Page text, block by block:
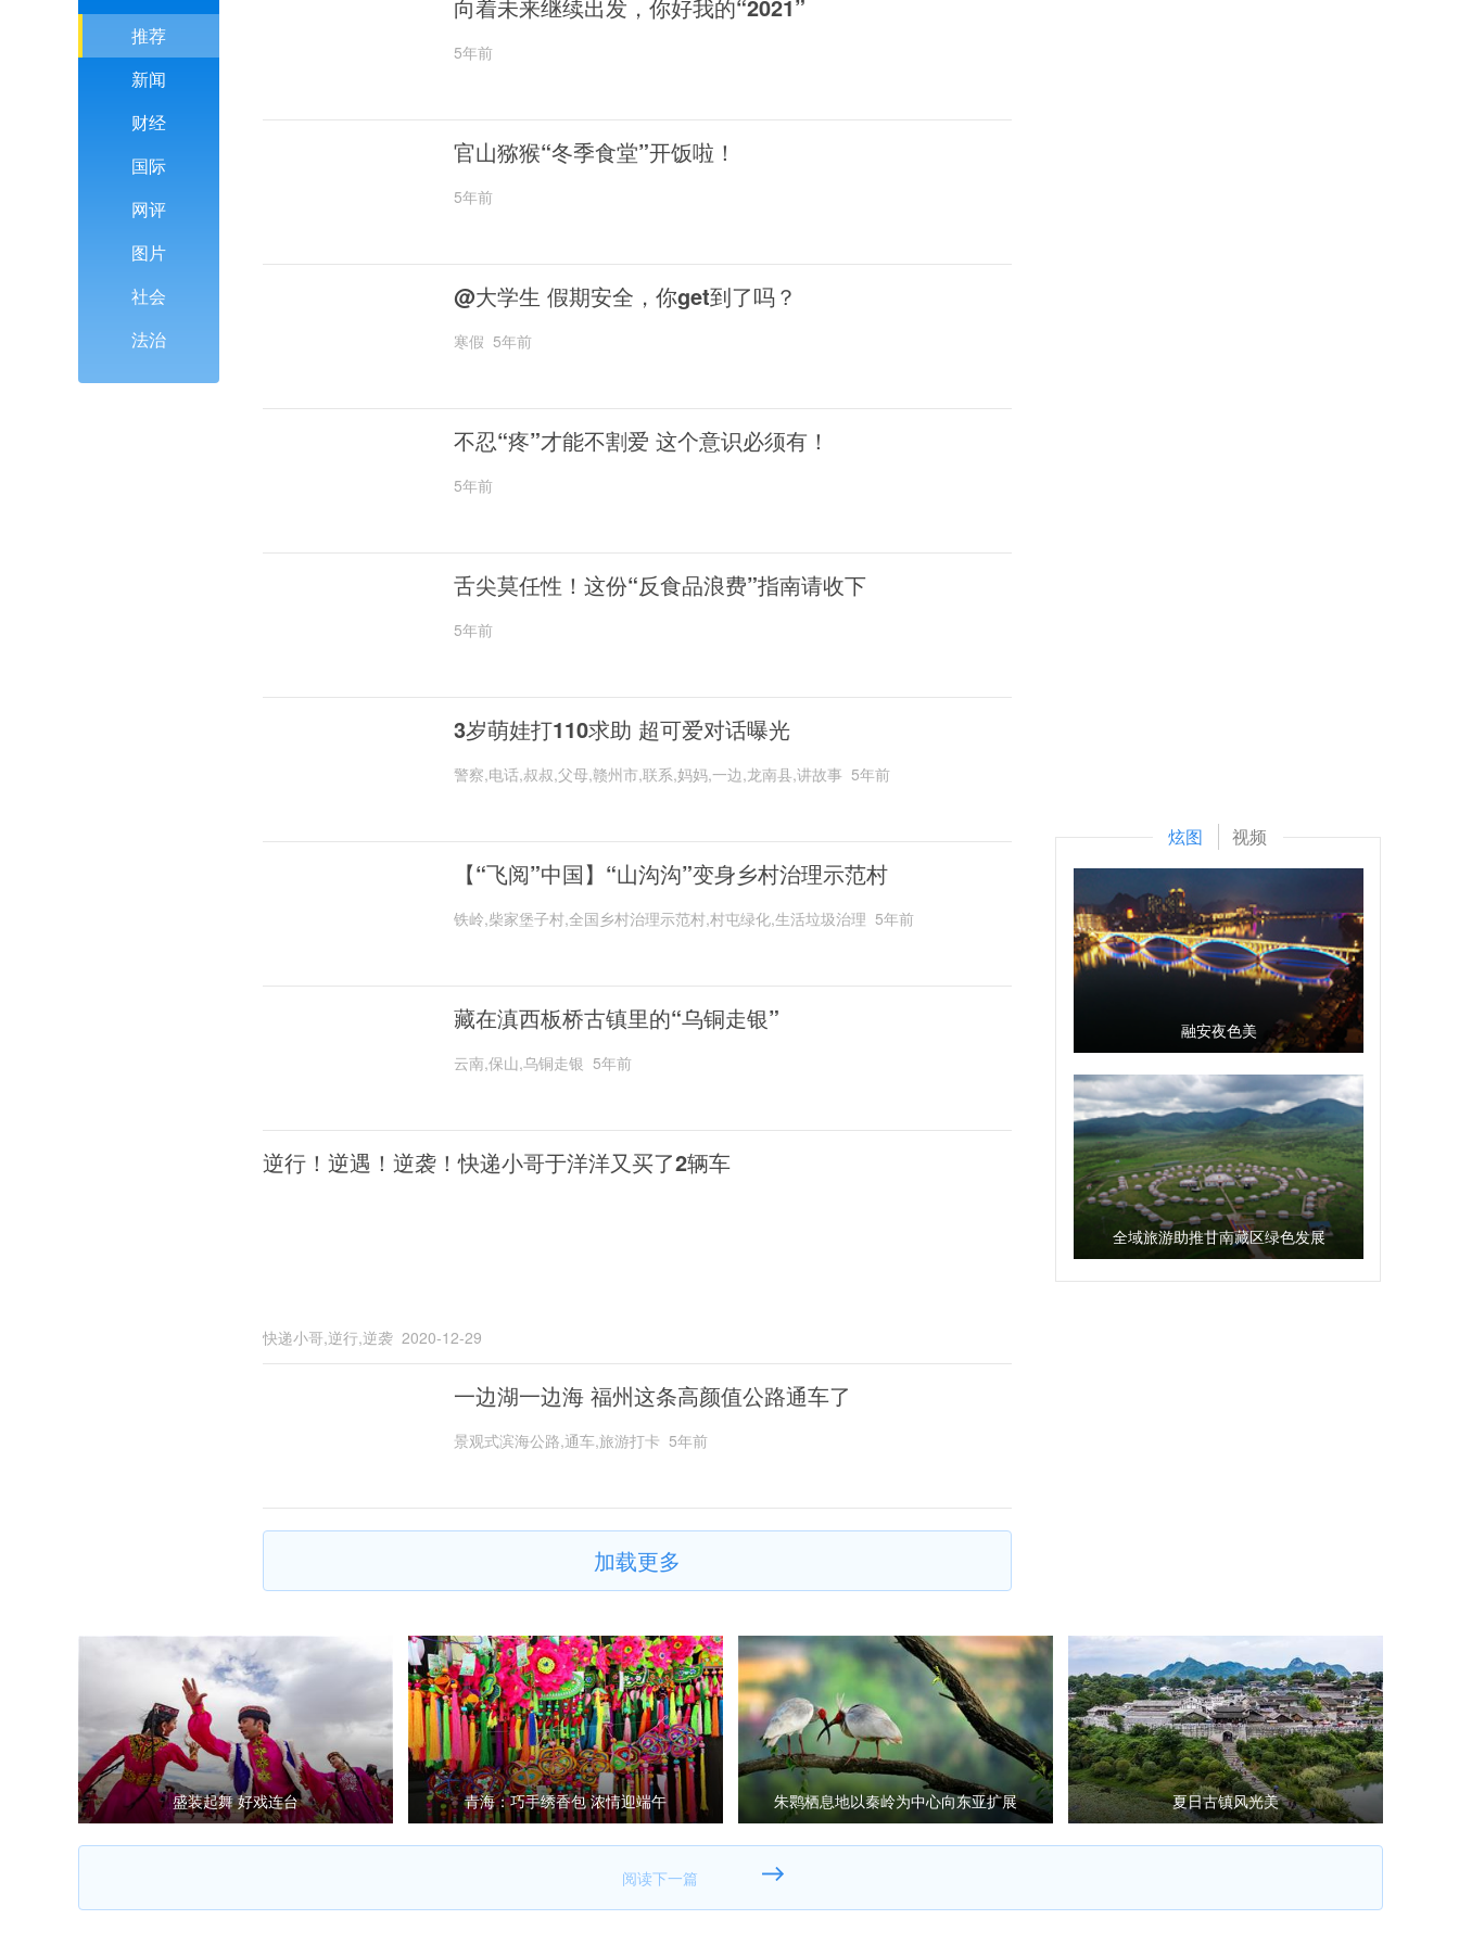
推荐
新闻
财经
国际
网评
图片
社会
法治
向着未来继续出发，你好我的“2021”
5年前
官山猕猴“冬季食堂”开饭啦！
5年前
@大学生 假期安全，你get到了吗？
寒假 5年前
不忍“疼”才能不割爱 这个意识必须有！
5年前
舌尖莫任性！这份“反食品浪费”指南请收下
5年前
3岁萌娃打110求助 超可爱对话曝光
警察,电话,叔叔,父母,赣州市,联系,妈妈,一边,龙南县,讲故事 5年前
【“飞阅”中国】“山沟沟”变身乡村治理示范村
铁岭,柴家堡子村,全国乡村治理示范村,村屯绿化,生活垃圾治理 5年前
藏在滇西板桥古镇里的“乌铜走银”
云南,保山,乌铜走银 5年前
逆行！逆遇！逆袭！快递小哥于洋洋又买了2辆车
快递小哥,逆行,逆袭 2020-12-29
一边湖一边海 福州这条高颜值公路通车了
景观式滨海公路,通车,旅游打卡 5年前
加载更多
炫图 视频
融安夜色美
全域旅游助推甘南藏区绿色发展
盛装起舞 好戏连台 青海：巧手绣香包 浓情迎端午 朱鹮栖息地以秦岭为中心向东亚扩展 夏日古镇风光美